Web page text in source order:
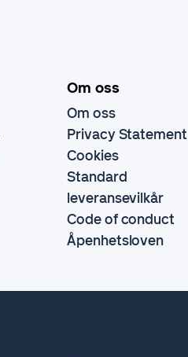
Om oss
Om oss
Privacy Statement
Cookies
Standard
leveransevilkår
Code of conduct
Åpenhetsloven